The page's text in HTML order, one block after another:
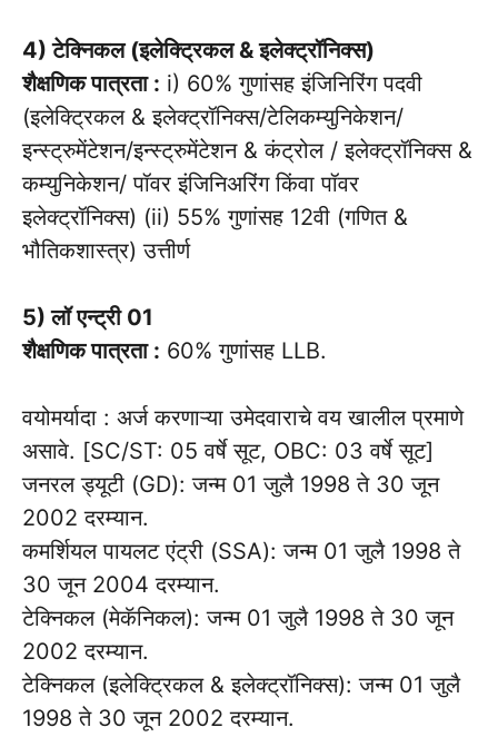
4) टेक्निकल (इलेक्ट्रिकल & इलेक्ट्रॉनिक्स)
शैक्षणिक पात्रता : i) 60% गुणांसह इंजिनिरिंग पदवी
(इलेक्ट्रिकल & इलेक्ट्रॉनिक्स/टेलिकम्युनिकेशन/
इन्स्ट्रुमेंटेशन/इन्स्ट्रुमेंटेशन & कंट्रोल / इलेक्ट्रॉनिक्स &
कम्युनिकेशन/ पॉवर इंजिनिअरिंग किंवा पॉवर
इलेक्ट्रॉनिक्स) (ii) 55% गुणांसह 12वी (गणित &
भौतिकशास्त्र) उत्तीर्ण
5) लॉ एन्ट्री 01
शैक्षणिक पात्रता : 60% गुणांसह LLB.
वयोमर्यादा : अर्ज करणाऱ्या उमेदवाराचे वय खालील प्रमाणे
असावे. [SC/ST: 05 वर्षे सूट, OBC: 03 वर्षे सूट]
जनरल ड्यूटी (GD): जन्म 01 जुलै 1998 ते 30 जून
2002 दरम्यान.
कमर्शियल पायलट एंट्री (SSA): जन्म 01 जुलै 1998 ते
30 जून 2004 दरम्यान.
टेक्निकल (मेकॅनिकल): जन्म 01 जुलै 1998 ते 30 जून
2002 दरम्यान.
टेक्निकल (इलेक्ट्रिकल & इलेक्ट्रॉनिक्स): जन्म 01 जुलै
1998 ते 30 जून 2002 दरम्यान.